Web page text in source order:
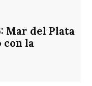
Mar del Plata
con la